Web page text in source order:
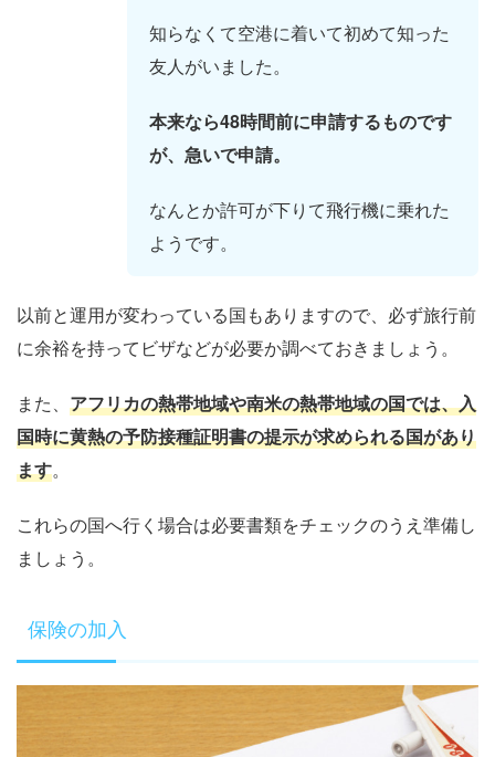
知らなくて空港に着いて初めて知った
友人がいました。
本来なら48時間前に申請するものです
が、急いで申請。
なんとか許可が下りて飛行機に乗れた
ようです。
以前と運用が変わっている国もありますので、必ず旅行前
に余裕を持ってビザなどが必要か調べておきましょう。
また、 アフリカの熱帯地域や南米の熱帯地域の国では、入
国時に黄熱の予防接種証明書の提示が求められる国があり
ます。
これらの国へ行く場合は必要書類をチェックのうえ準備し
ましょう。
保険の加入